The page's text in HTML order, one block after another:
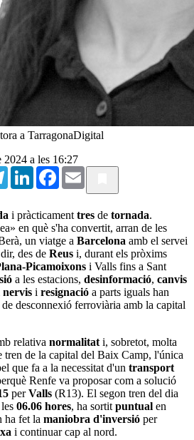
a TarragonaDigital
2024 a les 16:27
TelegramLinkedInFacebook
Email
i pràcticament tres de tornada.
en què s'ha convertit, arran de les
un viatge a Barcelona amb el servei
des de Reus i, durant els pròxims
Picamoixons i Valls fins a Sant
a les estacions, desinformació, canvis
nervis i resignació a parts iguals han
desconnexió ferroviària amb la capital
relativa normalitat i, sobretot, molta
tren de la capital del Baix Camp, l'única
que fa a la necessitat d'un transport
Renfe va proposar com a solució
perValls (R13). El segon tren del dia
06.06 hores, ha sortit puntual en
ha fet la maniobra d'inversió per
i continuar cap al nord.